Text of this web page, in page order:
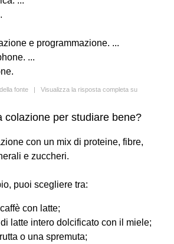
e programmazione. ...
...
fonte | Visualizza la risposta completa su
colazione per studiare bene?
con un mix di proteine, fibre,
e zuccheri.
puoi scegliere tra:
con latte;
latte intero dolcificato con il miele;
o una spremuta;